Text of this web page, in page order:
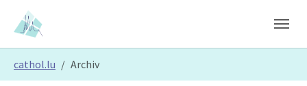
Skip to main content
Skip to page footer
cathol.lu Archiv